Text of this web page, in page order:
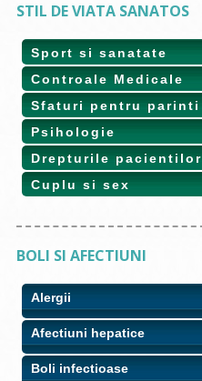
STIL DE VIATA SANATOS
Sport si sanatate
Controale Medicale
Sfaturi pentru parinti
Psihologie
Drepturile pacientilor
Cuplu si sex
BOLI SI AFECTIUNI
Alergii
Afectiuni hepatice
Boli infectioase